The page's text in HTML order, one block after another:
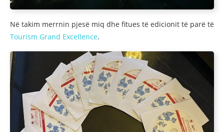
Në takim merrnin pjesë miq dhe fitues të edicionit të parë të
Tourism Grand Excellence.